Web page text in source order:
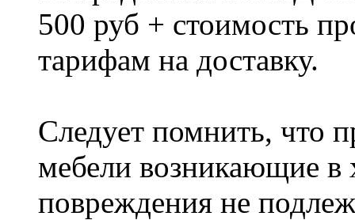
500 руб + стоимость
тарифам на доставку.
Следует помнить, что
мебели возникающие в
повреждения не